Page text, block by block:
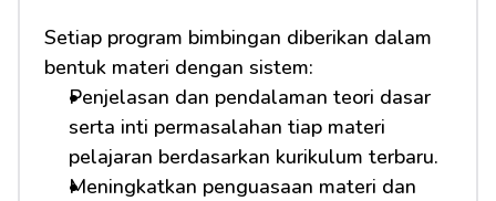
Setiap program bimbingan diberikan dalam
bentuk materi dengan sistem:
Penjelasan dan pendalaman teori dasar
serta inti permasalahan tiap materi
pelajaran berdasarkan kurikulum terbaru.
Meningkatkan penguasaan materi dan